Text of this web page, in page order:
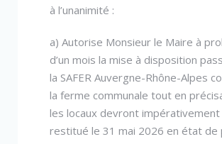
à l’unanimité :
a) Autorise Monsieur le Maire à
d’un mois la mise à disposition
la SAFER Auvergne-Rhône-Alpes
la ferme communale tout en
les locaux devront
restitué le 31 mai 2026 en état de